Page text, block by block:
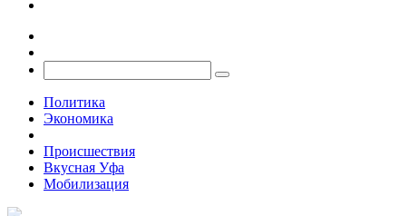
Политика
Экономика
Происшествия
Вкусная Уфа
Мобилизация